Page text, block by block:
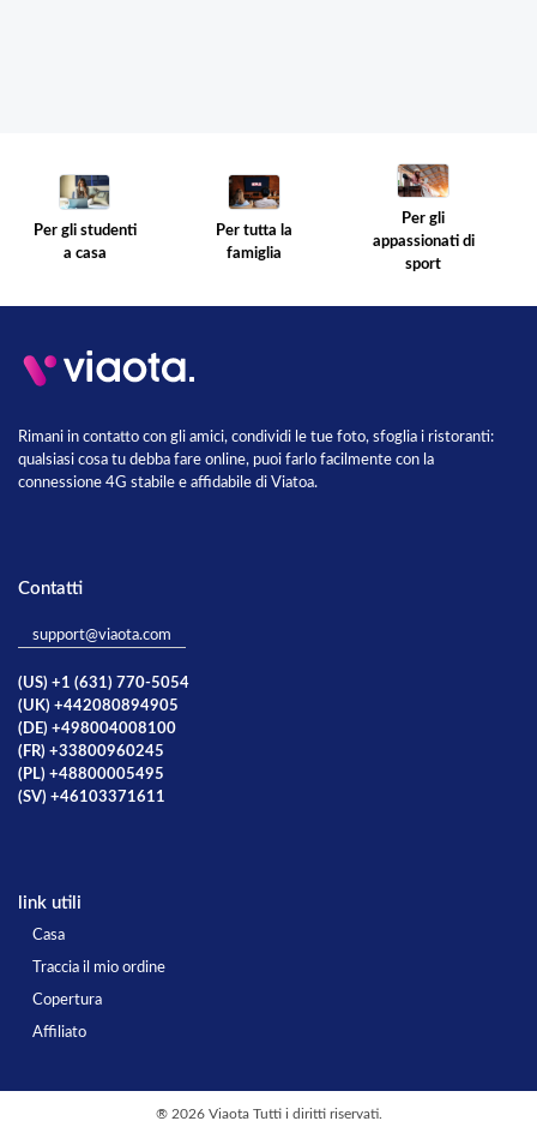
Per gli studenti
a casa
Per tutta la
famiglia
Per gli
appassionati di
sport
Rimani in contatto con gli amici, condividi le tue foto, sfoglia i ristoranti:
qualsiasi cosa tu debba fare online, puoi farlo facilmente con la
connessione 4G stabile e affidabile di Viatoa.
Contatti
support@viaota.com
(US) +1 (631) 770-5054
(UK) +442080894905
(DE) +498004008100
(FR) +33800960245
(PL) +48800005495
(SV) +46103371611
link utili
Casa
Traccia il mio ordine
Copertura
Affiliato
® 2026 Viaota Tutti i diritti riservati.